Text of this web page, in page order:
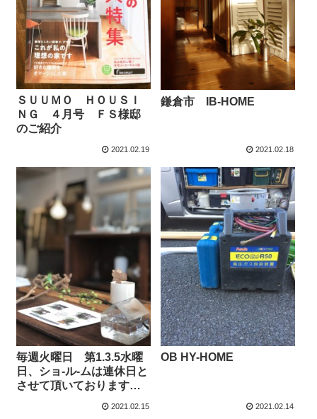
ＳＵＵＭＯ ＨＯＵＳＩ
ＮＧ ４月号 ＦＳ様邸
のご紹介
2021.02.19
鎌倉市 IB-HOME
2021.02.18
毎週火曜日 第1.3.5水曜
日、ショ-ル-ムは連休日と
させて頂いております
2021.02.15
OB HY-HOME
2021.02.14